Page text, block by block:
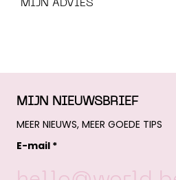
MIJN ADVIES
MIJN NIEUWSBRIEF
MEER NIEUWS, MEER GOEDE TIPS
E-mail *